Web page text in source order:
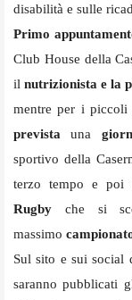
disabilità e sulle
Primo
Club House della
il nutrizionista e la
mentre per i
prevista una
sportivo della
terzo tempo e
Rugby che si
massimo
Sul sito e sui social
saranno pubblicati